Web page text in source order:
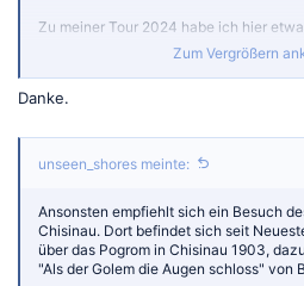
Zu meiner Tour 2024 habe ich hier
imho und einem sehenswerten
www.vielfliegertreff.de
Zum Vergrößern
Danke.
unseen_shores meinte:
Ansonsten empfiehlt sich ein Besuch
Chisinau. Dort befindet sich seit
über das Pogrom in Chisinau 1903,
"Als der Golem die Augen schloss" von